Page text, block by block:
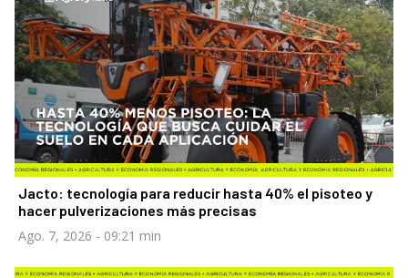
Jacto: tecnología para reducir hasta 40% el pisoteo y
hacer pulverizaciones más precisas
Ago. 7, 2026 - 09:21 min